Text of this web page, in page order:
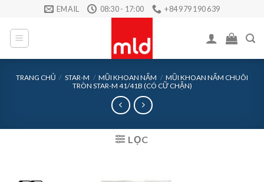
content
EMAIL 08:30 - 17:00 +84 979 190 639
TRANG CHỦ / STAR-M / MŨI KHOAN NẤM / MŨI KHOAN NẤM CHUÔI
TRÒN STAR-M 41/41B (CÓ CỮ CHẶN)
LỌC